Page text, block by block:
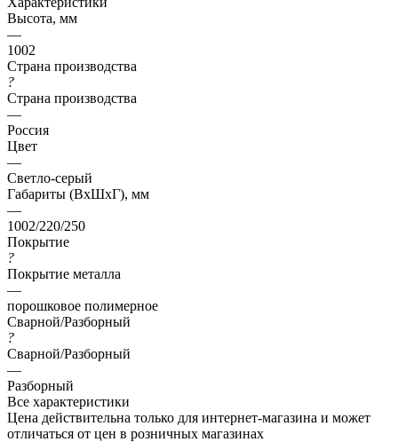
Высота, мм
—
1002
Страна производства
?
Страна производства
—
Россия
Цвет
—
Светло-серый
Габариты (ВхШхГ), мм
—
1002/220/250
Покрытие
?
Покрытие металла
—
порошковое полимерное
Сварной/Разборный
?
Сварной/Разборный
—
Разборный
Все характеристики
Цена действительна только для интернет-магазина и может
отличаться от цен в розничных магазинах